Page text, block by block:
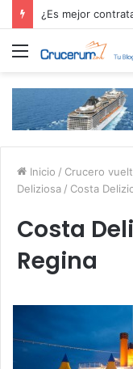
Menú
Inicio / Crucero
Deliziosa / Costa
Costa
Regina